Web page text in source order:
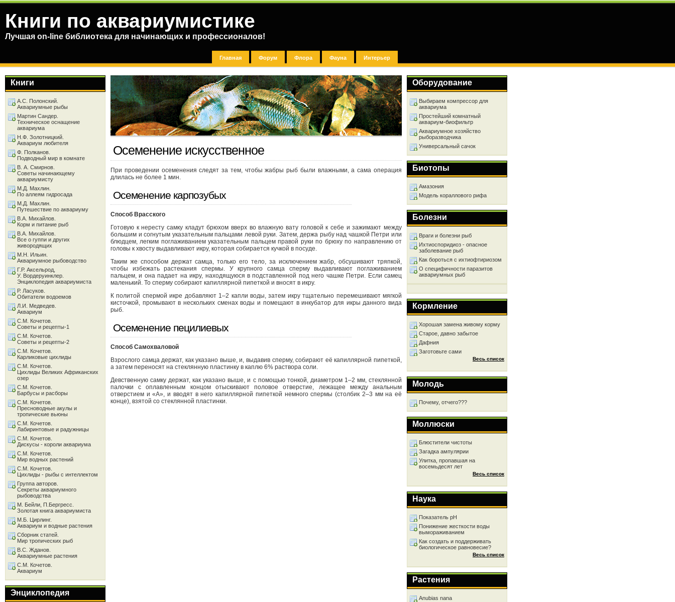
Книги по аквариумистике
Лучшая on-line библиотека для начинающих и профессионалов!
Главная Форум Флора Фауна Интерьер
Осеменение искусственное
При проведении осеменения следят за тем, чтобы жабры рыб были влажными, а сама операция
длилась не более 1 мин.
Осеменение карпозубых
Способ Врасского
Готовую к нересту самку кладут брюхом вверх во влажную вату головой к себе и зажимают между
большим и согнутым указательным пальцами левой руки. Затем, держа рыбу над чашкой Петри или
блюдцем, легким поглаживанием указательным пальцем правой руки по брюху по направлению от
головы к хвосту выдавливают икру, которая собирается кучкой в посуде.
Таким же способом держат самца, только его тело, за исключением жабр, обсушивают тряпкой,
чтобы избежать растекания спермы. У крупного самца сперму выдавливают поглаживанием
пальцем, и она падает на икру, находящуюся в подставленной под него чашке Петри. Если самец
маленький. То сперму собирают капиллярной пипеткой и вносят в икру.
К политой спермой икре добавляют 1–2 капли воды, затем икру тщательно перемешивают мягкой
кисточкой, промывают в нескольких сменах воды и помещают в инкубатор для икры данного вида
рыб.
Осеменение пецилиевых
Способ Самохваловой
Взрослого самца держат, как указано выше, и, выдавив сперму, собирают её капиллярной пипеткой,
а затем переносят на стеклянную пластинку в каплю 6% раствора соли.
Девственную самку держат, как указано выше, и с помощью тонкой, диаметром 1–2 мм, стеклянной
палочки с оплавленным концом отыскивают половое отверстие, лежащее между анальным
отверстием и «А», и вводят в него капиллярной пипеткой немного спермы (столбик 2–3 мм на её
конце), взятой со стеклянной пластинки.
Оборудование
Выбираем компрессор для
аквариума
Простейший комнатный
аквариум-биофильтр
Аквариумное хозяйство
рыборазводчика
Универсальный сачок
Биотопы
Амазония
Модель кораллового рифа
Болезни
Враги и болезни рыб
Ихтиоспоридиоз - опасное
заболевание рыб
Как бороться с ихтиофтириозом
О специфичности паразитов
аквариумных рыб
Кормление
Хорошая замена живому корму
Старое, давно забытое
Дафния
Заготовьте сами
Весь список
Молодь
Почему, отчего???
Моллюски
Блюстители чистоты
Загадка ампулярии
Улитка, пропавшая на
восемьдесят лет
Весь список
Наука
Показатель рН
Понижение жесткоcти воды
вымораживанием
Как создать и поддерживать
биологическое равновесие?
Весь список
Растения
Anubias nana
Книги
А.С. Полонский.
Аквариумные рыбы
Мартин Сандер.
Техническое оснащение
аквариума
Н.Ф. Золотницкий.
Аквариум любителя
Ф. Полканов.
Подводный мир в комнате
В. А. Смирнов.
Советы начинающему
аквариумисту
М.Д. Махлин.
По аллеям гидросада
М.Д. Махлин.
Путешествие по аквариуму
В.А. Михайлов.
Корм и питание рыб
В.А. Михайлов.
Все о гуппи и других
живородящих
М.Н. Ильин.
Аквариумное рыбоводство
Г.Р. Аксельрод,
У. Вордеруинклер.
Энциклопедия аквариумиста
Р. Ласуков.
Обитатели водоемов
Л.И. Медведев.
Аквариум
С.М. Кочетов.
Советы и рецепты-1
С.М. Кочетов.
Советы и рецепты-2
С.М. Кочетов.
Карликовые цихлиды
С.М. Кочетов.
Цихлиды Великих Африканских
озер
С.М. Кочетов.
Барбусы и расборы
С.М. Кочетов.
Пресноводные акулы и
тропические вьюны
С.М. Кочетов.
Лабиринтовые и радужницы
С.М. Кочетов.
Дискусы - короли аквариума
С.М. Кочетов.
Мир водных растений
С.М. Кочетов.
Цихлиды - рыбы с интеллектом
Группа авторов.
Секреты аквариумного
рыбоводства
М. Бейли, П.Бергресс.
Золотая книга аквариумиста
М.Б. Цирлинг.
Аквариум и водные растения
Сборник статей.
Мир тропических рыб
В.С. Жданов.
Аквариумные растения
С.М. Кочетов.
Аквариум
Энциклопедия